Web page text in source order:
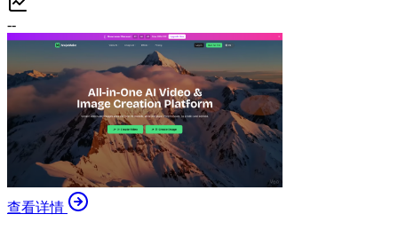
--
查看详情